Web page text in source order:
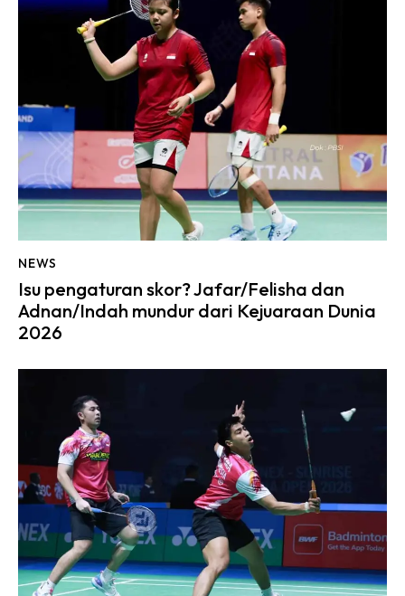
NEWS
Isu pengaturan skor? Jafar/Felisha dan
Adnan/Indah mundur dari Kejuaraan Dunia
2026